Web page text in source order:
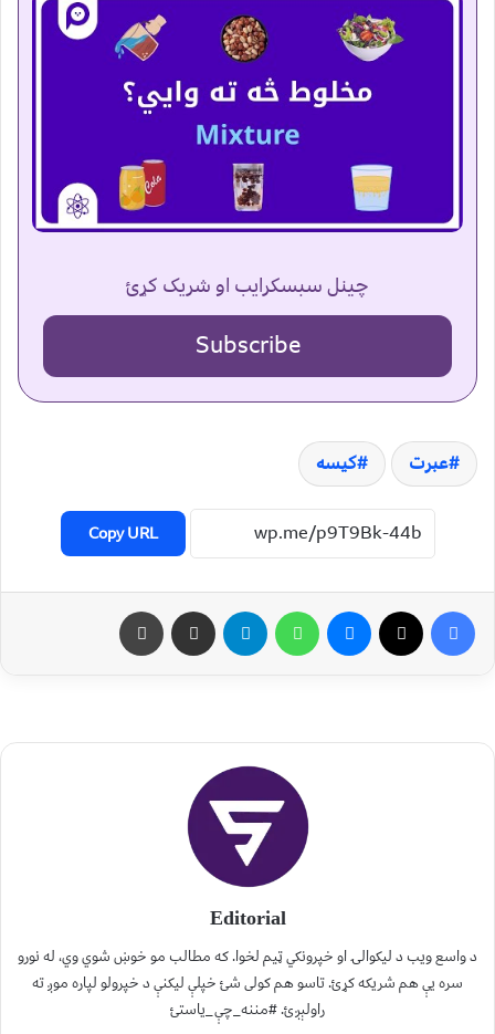
چینل سبسکرایب او شریک کړئ
Subscribe
عبرت کیسه
Copy URL
Editorial
د واسع ویب د لیکوالۍ او خپرونکي ټیم لخوا. که مطالب مو خوښ شوي وي، له نورو
سره یې هم شریکه کړئ. تاسو هم کولی شئ خپلې لیکنې د خپرولو لپاره موږ ته
راولېږئ. #مننه_چې_یاستئ